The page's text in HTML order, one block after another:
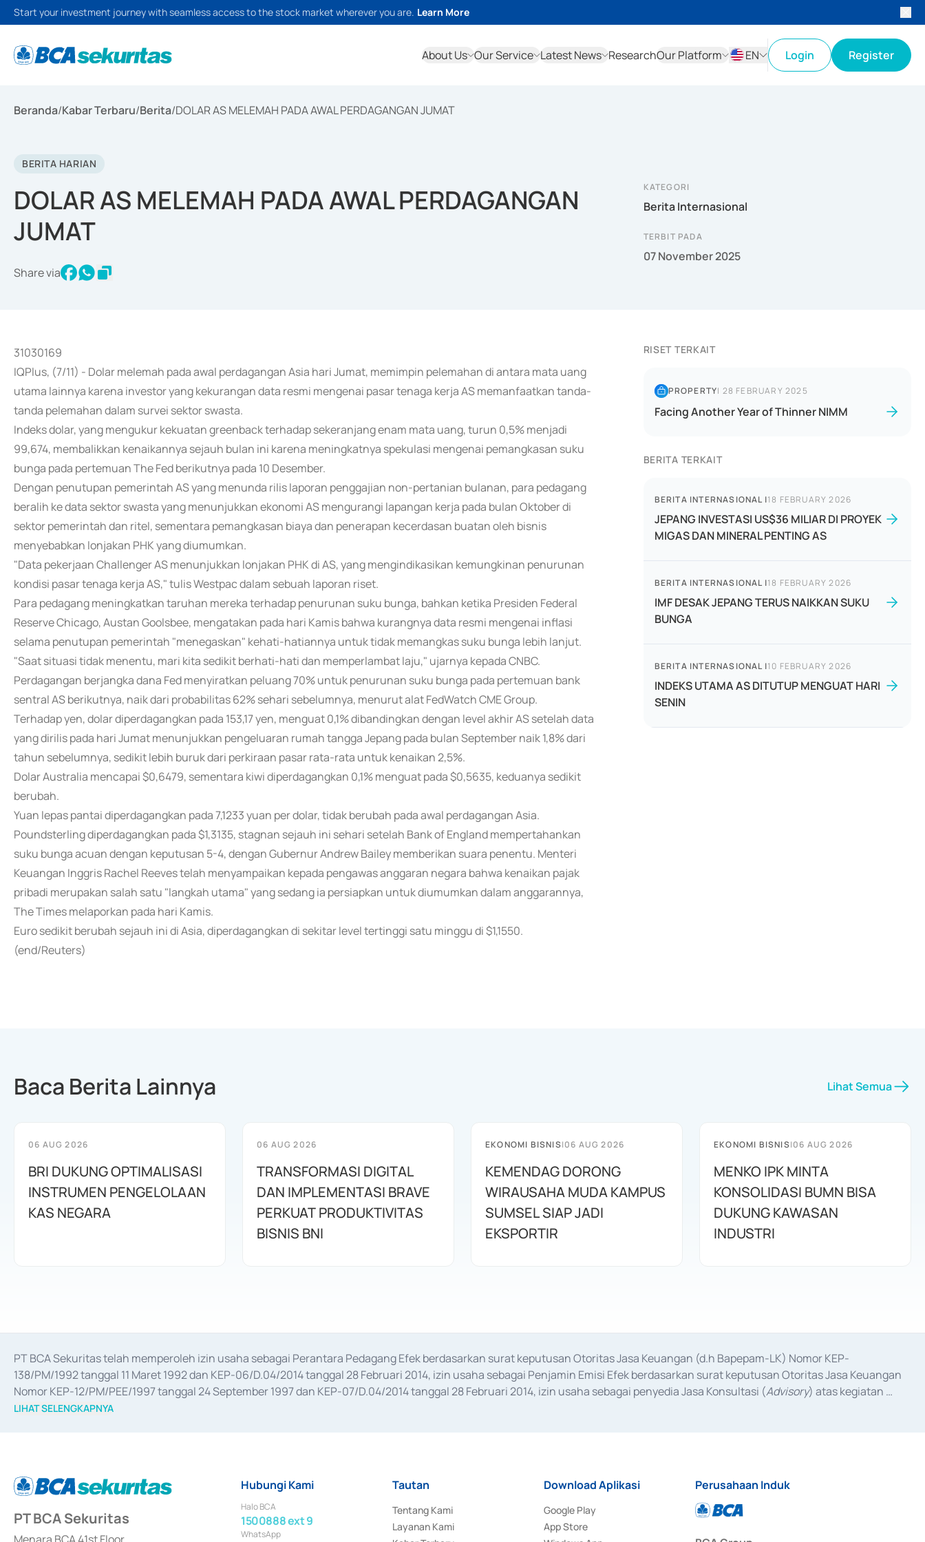
Start your investment journey with seamless access to the stock market wherever you are. Learn More
About Us Our Service Latest News ResearchOur Platform
EN
Login Register
Beranda/Kabar Terbaru/Berita/DOLAR AS MELEMAH PADA AWAL PERDAGANGAN JUMAT
BERITA HARIAN
DOLAR AS MELEMAH PADA AWAL PERDAGANGAN
JUMAT
Share via
KATEGORI
Berita Internasional
TERBIT PADA
07 November 2025
31030169
IQPlus, (7/11) - Dolar melemah pada awal perdagangan Asia hari Jumat, memimpin pelemahan di antara mata uang
utama lainnya karena investor yang kekurangan data resmi mengenai pasar tenaga kerja AS memanfaatkan tanda-
tanda pelemahan dalam survei sektor swasta.
Indeks dolar, yang mengukur kekuatan greenback terhadap sekeranjang enam mata uang, turun 0,5% menjadi
99,674, membalikkan kenaikannya sejauh bulan ini karena meningkatnya spekulasi mengenai pemangkasan suku
bunga pada pertemuan The Fed berikutnya pada 10 Desember.
Dengan penutupan pemerintah AS yang menunda rilis laporan penggajian non-pertanian bulanan, para pedagang
beralih ke data sektor swasta yang menunjukkan ekonomi AS mengurangi lapangan kerja pada bulan Oktober di
sektor pemerintah dan ritel, sementara pemangkasan biaya dan penerapan kecerdasan buatan oleh bisnis
menyebabkan lonjakan PHK yang diumumkan.
"Data pekerjaan Challenger AS menunjukkan lonjakan PHK di AS, yang mengindikasikan kemungkinan penurunan
kondisi pasar tenaga kerja AS," tulis Westpac dalam sebuah laporan riset.
Para pedagang meningkatkan taruhan mereka terhadap penurunan suku bunga, bahkan ketika Presiden Federal
Reserve Chicago, Austan Goolsbee, mengatakan pada hari Kamis bahwa kurangnya data resmi mengenai inflasi
selama penutupan pemerintah "menegaskan" kehati-hatiannya untuk tidak memangkas suku bunga lebih lanjut.
"Saat situasi tidak menentu, mari kita sedikit berhati-hati dan memperlambat laju," ujarnya kepada CNBC.
Perdagangan berjangka dana Fed menyiratkan peluang 70% untuk penurunan suku bunga pada pertemuan bank
sentral AS berikutnya, naik dari probabilitas 62% sehari sebelumnya, menurut alat FedWatch CME Group.
Terhadap yen, dolar diperdagangkan pada 153,17 yen, menguat 0,1% dibandingkan dengan level akhir AS setelah data
yang dirilis pada hari Jumat menunjukkan pengeluaran rumah tangga Jepang pada bulan September naik 1,8% dari
tahun sebelumnya, sedikit lebih buruk dari perkiraan pasar rata-rata untuk kenaikan 2,5%.
Dolar Australia mencapai $0,6479, sementara kiwi diperdagangkan 0,1% menguat pada $0,5635, keduanya sedikit
berubah.
Yuan lepas pantai diperdagangkan pada 7,1233 yuan per dolar, tidak berubah pada awal perdagangan Asia.
Poundsterling diperdagangkan pada $1,3135, stagnan sejauh ini sehari setelah Bank of England mempertahankan
suku bunga acuan dengan keputusan 5-4, dengan Gubernur Andrew Bailey memberikan suara penentu. Menteri
Keuangan Inggris Rachel Reeves telah menyampaikan kepada pengawas anggaran negara bahwa kenaikan pajak
pribadi merupakan salah satu "langkah utama" yang sedang ia persiapkan untuk diumumkan dalam anggarannya,
The Times melaporkan pada hari Kamis.
Euro sedikit berubah sejauh ini di Asia, diperdagangkan di sekitar level tertinggi satu minggu di $1,1550.
(end/Reuters)
RISET TERKAIT
PROPERTY| 28 FEBRUARY 2025
Facing Another Year of Thinner NIMM
BERITA TERKAIT
BERITA INTERNASIONAL |18 FEBRUARY 2026
JEPANG INVESTASI US$36 MILIAR DI PROYEK
MIGAS DAN MINERAL PENTING AS
BERITA INTERNASIONAL |18 FEBRUARY 2026
IMF DESAK JEPANG TERUS NAIKKAN SUKU
BUNGA
BERITA INTERNASIONAL |10 FEBRUARY 2026
INDEKS UTAMA AS DITUTUP MENGUAT HARI
SENIN
Baca Berita Lainnya Lihat Semua
06 AUG 2026
BRI DUKUNG OPTIMALISASI
INSTRUMEN PENGELOLAAN
KAS NEGARA
06 AUG 2026
TRANSFORMASI DIGITAL
DAN IMPLEMENTASI BRAVE
PERKUAT PRODUKTIVITAS
BISNIS BNI
EKONOMI BISNIS|06 AUG 2026
KEMENDAG DORONG
WIRAUSAHA MUDA KAMPUS
SUMSEL SIAP JADI
EKSPORTIR
EKONOMI BISNIS|06 AUG 2026
MENKO IPK MINTA
KONSOLIDASI BUMN BISA
DUKUNG KAWASAN
INDUSTRI
PT BCA Sekuritas telah memperoleh izin usaha sebagai Perantara Pedagang Efek berdasarkan surat keputusan Otoritas Jasa Keuangan (d.h Bapepam-LK) Nomor KEP-
138/PM/1992 tanggal 11 Maret 1992 dan KEP-06/D.04/2014 tanggal 28 Februari 2014, izin usaha sebagai Penjamin Emisi Efek berdasarkan surat keputusan Otoritas Jasa Keuangan
Nomor KEP-12/PM/PEE/1997 tanggal 24 September 1997 dan KEP-07/D.04/2014 tanggal 28 Februari 2014, izin usaha sebagai penyedia Jasa Konsultasi (Advisory) atas kegiatan
merger, akuisisi, divestasi, dan
LIHAT SELENGKAPNYA
PT BCA Sekuritas
Hubungi Kami
Halo BCA
1500888 ext 9
WhatsApp
Tautan
Tentang Kami
Layanan Kami
Download Aplikasi
Google Play
App Store
Perusahaan Induk